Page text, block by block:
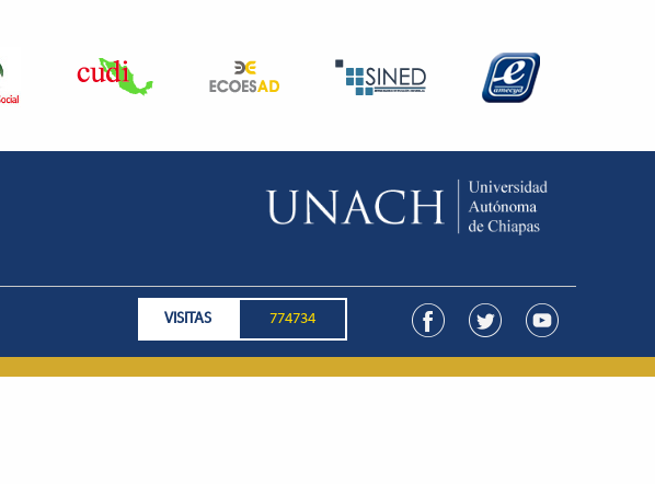
VISITAS 774734